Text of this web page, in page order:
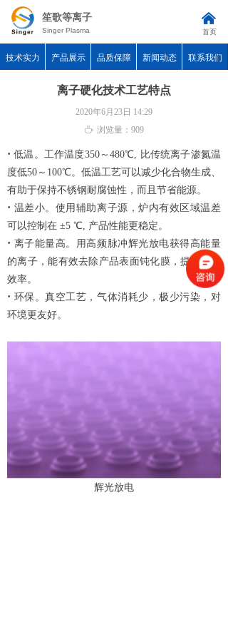
笙歌等离子
Singer Plasma
技术实力 产品展示 品质保障 新闻动态 联系我们
首页
낀
离子硬化技术工艺特点
·低温。工作温度350～480℃, 比传统离子渗氮温
度低50～100℃。低温工艺可以减少化合物生成、
有助于保持不锈钢耐腐蚀性，而且节省能源。
· 温差小。使用辅助离子源，炉内有效区域温差
可以控制在 ±5 ℃, 产品性能更稳定。
· 离子能量高。用高频脉冲辉光放电获得高能量
的离子，能有效去除产品表面钝化膜，提升硬化
效率。
· 环保。真空工艺，气体消耗少，极少污染，对
环境更友好。
辉光放电
2020年6月23日 14:29
ꄘ 浏览量： 909